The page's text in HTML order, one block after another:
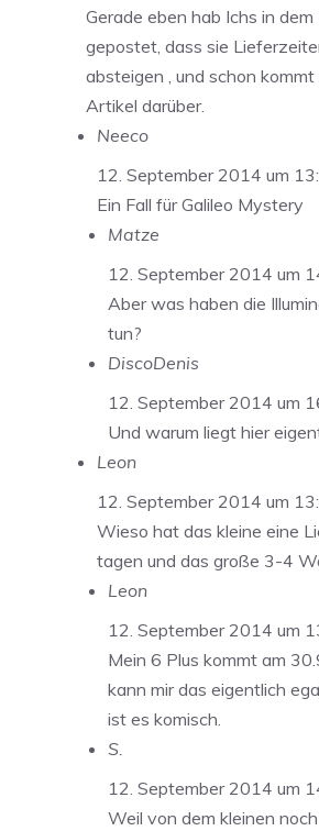
Gerade eben hab Ichs in
gepostet, dass sie
absteigen , und schon
Artikel darüber.
Neeco
12. September 2014 um
Ein Fall für Galileo Mystery
Matze
12. September 2014 um
Aber was haben die
tun?
DiscoDenis
12. September 2014 um
Und warum liegt hier
Leon
12. September 2014 um
Wieso hat das kleine eine
tagen und das große 3-4
Leon
12. September 2014 um
Mein 6 Plus kommt am
kann mir das eigentlich
ist es komisch.
S.
12. September 2014 um
Weil von dem kleinen